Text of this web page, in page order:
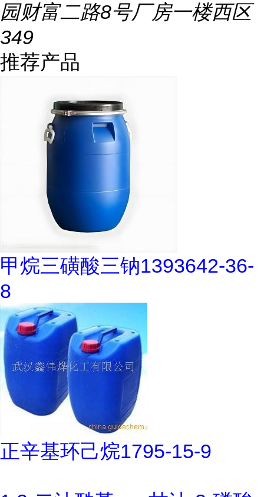
园财富二路8号厂房一楼西区
349
推荐产品
甲烷三磺酸三钠1393642-36-
8
正辛基环己烷1795-15-9